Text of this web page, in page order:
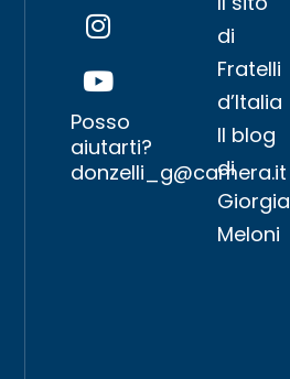
Posso
aiutarti?
donzelli_g@camera.it
di
Fratelli
d’Italia
Il blog
di
Giorgia
Meloni